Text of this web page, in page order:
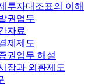
투자대조표의 이해
권업무
자료
제제도
권업무 해설
장과 외환제도